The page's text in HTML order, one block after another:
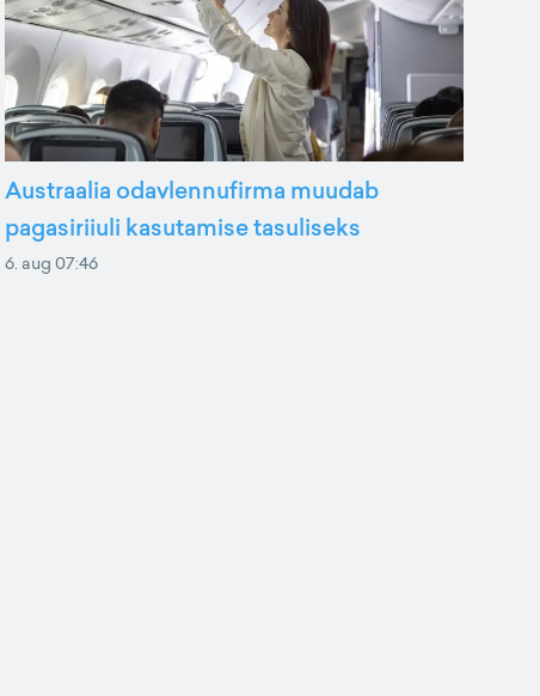
Austraalia odavlennufirma muudab
pagasiriiuli kasutamise tasuliseks
6. aug 07:46